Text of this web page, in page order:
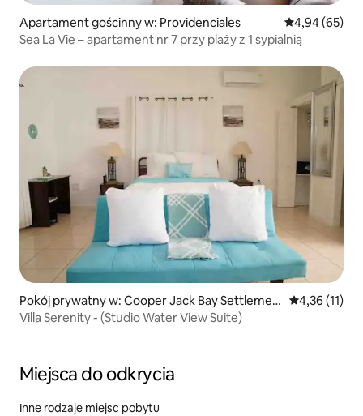
Apartament gościnny w: Providenciales Średnia
4,94 (65)
Sea La Vie – apartament nr 7 przy plaży z 1 sypialnią
Pokój prywatny w: Cooper Jack Bay Settlemen
t
Średnia
4,36 (11)
Villa Serenity - (Studio Water View Suite)
Miejsca do odkrycia
Inne rodzaje miejsc pobytu